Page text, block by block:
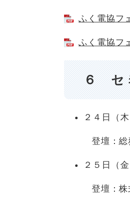
ふく電協フ
ふく電協フ
６ セ
２４日（
登壇：総務
２５日（
登壇：株式